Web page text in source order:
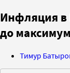
Инфляция в
до
Тимур